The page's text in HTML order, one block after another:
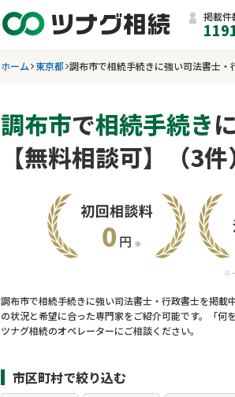
掲載件
ホーム 東京都 調布市で相続手続きに強い司法書士・
調布市で相続手続き
【無料相談可】（3件
調布市で相続手続きに強い司法書士・行政書士を掲
の状況と希望に合った専門家をご紹介可能です。「何
ツナグ相続のオペレーターにご相談ください。
市区町村で絞り込む